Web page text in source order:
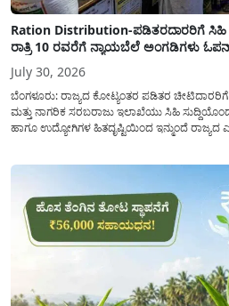
Ration Distribution-ಪಡಿತರದಾರರಿಗೆ ಸಿಹಿ
ರಾತ್ರಿ 10 ರವರೆಗೆ ನ್ಯಾಯಬೆಲೆ ಅಂಗಡಿಗಳು
July 30, 2026
ಬೆಂಗಳೂರು: ರಾಜ್ಯದ ಕೋಟ್ಯಂತರ ಪಡಿತರ
ಮತ್ತು ನಾಗರಿಕ ಸರಬರಾಜು ಇಲಾಖೆಯು ಸಿಹಿ
ಹಾಗೂ ಉದ್ಯೋಗಿಗಳ ಹಿತದೃಷ್ಟಿಯಿಂದ ಇನ್ಮುಂದೆ ರಾಜ್ಯದ